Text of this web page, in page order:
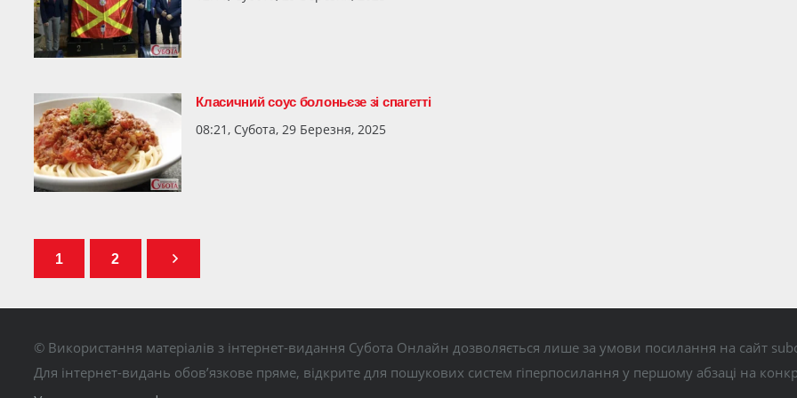
Класичний соус болоньєзе зі спагетті
08:21, Субота, 29 Березня, 2025
1 2
© Використання матеріалів з інтернет-видання Субота Онлайн дозволяється лише за умови посилання на сайт
Для інтернет-видань обов’язкове пряме, відкрите для пошукових систем гіперпосилання у першому абзаці на